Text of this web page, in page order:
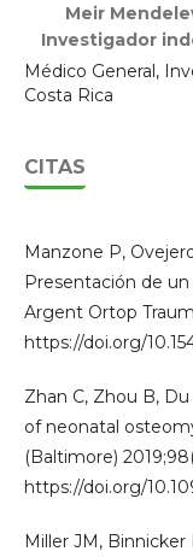
Meir
Investigador
Médico General,
Costa Rica
CITAS
Manzone P,
Presentación de
Argent Ortop
https://doi.org/
Zhan C, Zhou B, Du
of neonatal
(Baltimore)
https://doi.org/
Miller JM, Binnicker